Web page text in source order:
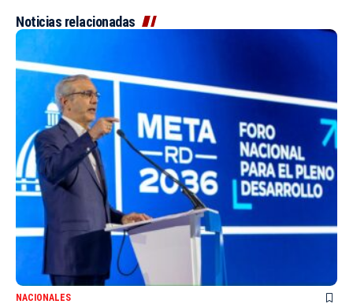
Noticias relacionadas
NACIONALES